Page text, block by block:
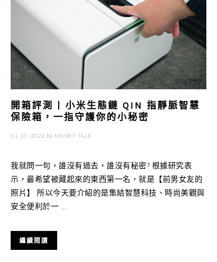
開箱評測 | 小米生態鏈 QIN 指靜脈智慧
保險箱，一指守護你的小秘密
01 10, 2022 by MONEY TALK
我就問一句，誰沒有過去，誰沒有秘密? 根據研究表
示，最希望被藏起來的東西第一名，就是【前男女友的
照片】 所以今天要介紹的是集結智慧科技、時尚美觀與
安全便利於一 ...
繼續閱讀